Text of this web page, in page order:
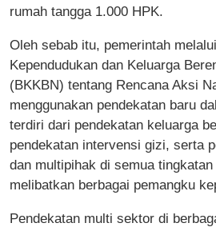
rumah tangga 1.000 HPK.
Oleh sebab itu, pemerintah
Kependudukan dan Keluarga
(BKKBN) tentang Rencana Aksi
menggunakan pendekatan baru
terdiri dari pendekatan keluarga
pendekatan intervensi gizi, serta
dan multipihak di semua
melibatkan berbagai pemangku
Pendekatan multi sektor di